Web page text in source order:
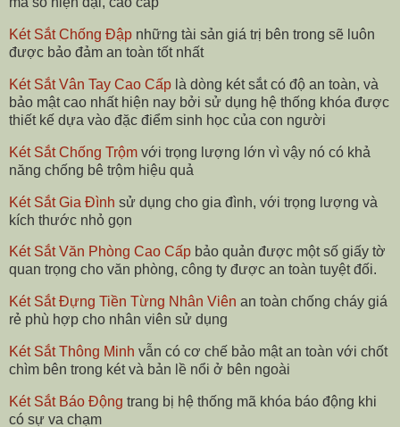
Két Sắt Chống Đập những tài sản giá trị bên trong sẽ luôn
được bảo đảm an toàn tốt nhất
Két Sắt Vân Tay Cao Cấp là dòng két sắt có độ an toàn, và
bảo mật cao nhất hiện nay bởi sử dụng hệ thống khóa được
thiết kế dựa vào đặc điểm sinh học của con người
Két Sắt Chống Trộm với trọng lượng lớn vì vậy nó có khả
năng chống bê trộm hiệu quả
Két Sắt Gia Đình sử dụng cho gia đình, với trọng lượng và
kích thước nhỏ gọn
Két Sắt Văn Phòng Cao Cấp bảo quản được một số giấy tờ
quan trọng cho văn phòng, công ty được an toàn tuyệt đối.
Két Sắt Đựng Tiền Từng Nhân Viên an toàn chống cháy giá
rẻ phù hợp cho nhân viên sử dụng
Két Sắt Thông Minh vẫn có cơ chế bảo mật an toàn với chốt
chìm bên trong két và bản lề nổi ở bên ngoài
Két Sắt Báo Động trang bị hệ thống mã khóa báo động khi
có sự va chạm